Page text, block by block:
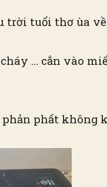
trời tuổi thơ ùa
… cắn vào
phất không